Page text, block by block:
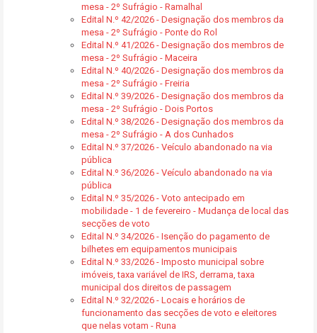
mesa - 2º Sufrágio - Ramalhal
Edital N.º 42/2026 - Designação dos membros da
mesa - 2º Sufrágio - Ponte do Rol
Edital N.º 41/2026 - Designação dos membros de
mesa - 2º Sufrágio - Maceira
Edital N.º 40/2026 - Designação dos membros da
mesa - 2º Sufrágio - Freiria
Edital N.º 39/2026 - Designação dos membros da
mesa - 2º Sufrágio - Dois Portos
Edital N.º 38/2026 - Designação dos membros da
mesa - 2º Sufrágio - A dos Cunhados
Edital N.º 37/2026 - Veículo abandonado na via
pública
Edital N.º 36/2026 - Veículo abandonado na via
pública
Edital N.º 35/2026 - Voto antecipado em
mobilidade - 1 de fevereiro - Mudança de local das
secções de voto
Edital N.º 34/2026 - Isenção do pagamento de
bilhetes em equipamentos municipais
Edital N.º 33/2026 - Imposto municipal sobre
imóveis, taxa variável de IRS, derrama, taxa
municipal dos direitos de passagem
Edital N.º 32/2026 - Locais e horários de
funcionamento das secções de voto e eleitores
que nelas votam - Runa